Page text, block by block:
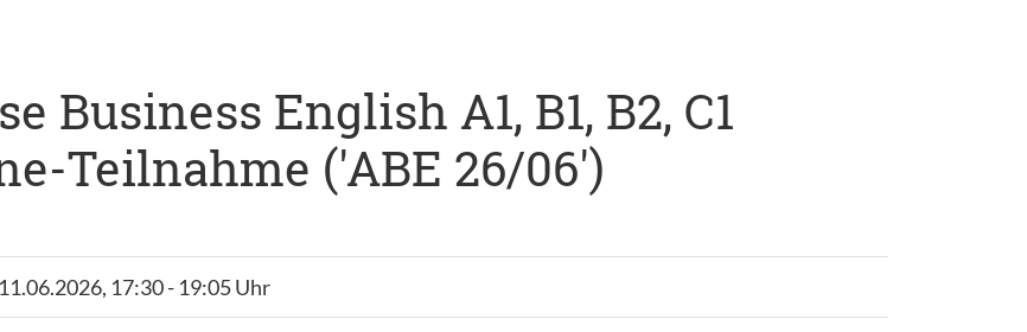
Business English A1, B1, B2, C1
Teilnahme ('ABE 26/06')
17:30 - 19:05 Uhr